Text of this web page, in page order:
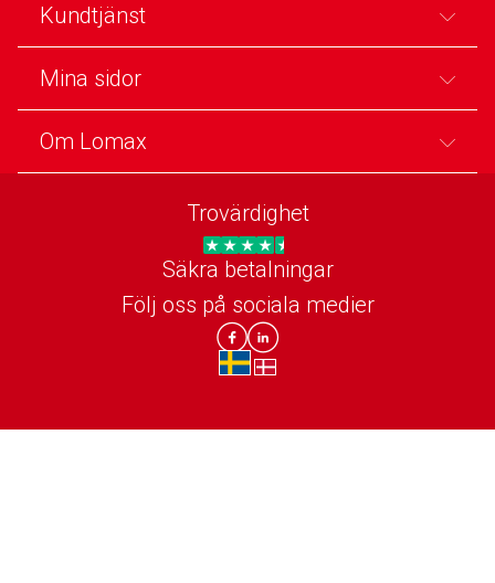
Kundtjänst
Mina sidor
Om Lomax
Trovärdighet
Säkra betalningar
Följ oss på sociala medier
Lomax DK Facebook
Lomax SE LinkIn
sv-SEda-DK